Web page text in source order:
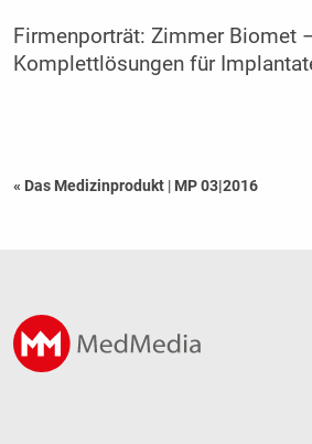
Firmenporträt: Zimmer Biomet
Komplettlösungen für
« Das Medizinprodukt | MP 03|2016